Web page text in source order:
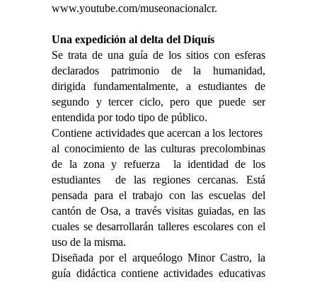
www.youtube.com/museonacionalcr.
Una expedición al delta del Diquís
Se trata de una guía de los sitios con esferas
declarados patrimonio de la humanidad,
dirigida fundamentalmente, a estudiantes de
segundo y tercer ciclo, pero que puede ser
entendida por todo tipo de público.
Contiene actividades que acercan a los lectores
al conocimiento de las culturas precolombinas
de la zona y refuerza la identidad de los
estudiantes de las regiones cercanas. Está
pensada para el trabajo con las escuelas del
cantón de Osa, a través visitas guiadas, en las
cuales se desarrollarán talleres escolares con el
uso de la misma.
Diseñada por el arqueólogo Minor Castro, la
guía didáctica contiene actividades educativas